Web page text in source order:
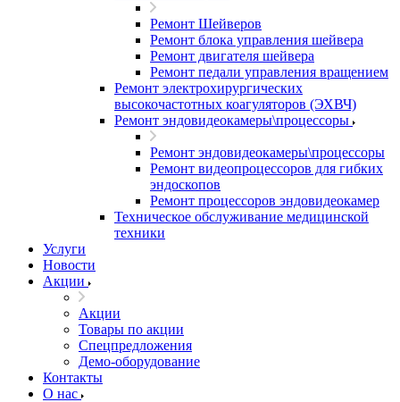
Ремонт Шейверов
Ремонт блока управления шейвера
Ремонт двигателя шейвера
Ремонт педали управления вращением
Ремонт электрохирургических
высокочастотных коагуляторов (ЭХВЧ)
Ремонт эндовидеокамеры\процессоры
Ремонт эндовидеокамеры\процессоры
Ремонт видеопроцессоров для гибких
эндоскопов
Ремонт процессоров эндовидеокамер
Техническое обслуживание медицинской
техники
Услуги
Новости
Акции
Акции
Товары по акции
Спецпредложения
Демо-оборудование
Контакты
О нас